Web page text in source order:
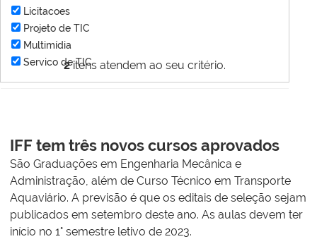
2itens atendem ao seu critério.
Licitacoes
Projeto de TIC
Multimídia
Servico de TIC
IFF tem três novos cursos aprovados
São Graduações em Engenharia Mecânica e
Administração, além de Curso Técnico em Transporte
Aquaviário. A previsão é que os editais de seleção sejam
publicados em setembro deste ano. As aulas devem ter
início no 1° semestre letivo de 2023.